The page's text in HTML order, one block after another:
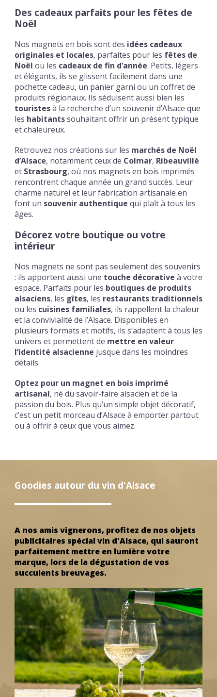
Des cadeaux parfaits pour les fêtes de
Noël
Nos magnets en bois sont des idées cadeaux
originales et locales, parfaites pour les fêtes de
Noël ou les cadeaux de fin d’année. Petits, légers
et élégants, ils se glissent facilement dans une
pochette cadeau, un panier garni ou un coffret de
produits régionaux. Ils séduisent aussi bien les
touristesà la recherche d’un souvenir d’Alsace que
les habitantssouhaitant offrir un présent typique
et chaleureux.
Retrouvez nos créations sur les marchés de Noël
d’Alsace, notamment ceux de Colmar, Ribeauvillé
et Strasbourg, où nos magnets en bois imprimés
rencontrent chaque année un grand succès. Leur
charme naturel et leur fabrication artisanale en
font un souvenir authentique qui plaît à tous les
âges.
Décorez votre boutique ou votre
intérieur
Nos magnets ne sont pas seulement des souvenirs
: ils apportent aussi une touche décorative à votre
espace. Parfaits pour les boutiques de produits
alsaciens, les gîtes, les restaurants traditionnels
ou les cuisines familiales, ils rappellent la chaleur
et la convivialité de l’Alsace. Disponibles en
plusieurs formats et motifs, ils s’adaptent à tous les
univers et permettent de mettre en valeur
l’identité alsacienne jusque dans les moindres
détails.
Optez pour un magnet en bois imprimé
artisanal, né du savoir-faire alsacien et de la
passion du bois. Plus qu’un simple objet décoratif,
c’est un petit morceau d’Alsace à emporter partout
ou à offrir à ceux que vous aimez.
Goodies autour du vin d'Alsace
A nos amis vignerons, profitez de nos objets
publicitaires spécial vin d'Alsace, qui sauront
parfaitement mettre en lumière votre
marque, lors de la dégustation de vos
succulents breuvages.